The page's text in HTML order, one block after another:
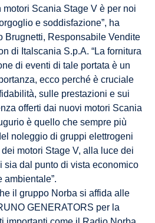
Scania Stage V è per noi
e soddisfazione”, ha
Brugnetti, Responsabile Vendite
di Italscania S.p.A. “La fornitura
di eventi di tale portata è un
ecco perché è cruciale
sulle prestazioni e sui
offerti dai nuovi motori Scania
è quello che sempre più
noleggio di gruppi elettrogeni
motori Stage V, alla luce dei
sia dal punto di vista economico
ambientale”.
il gruppo Norba si affida alle
GENERATORS per la